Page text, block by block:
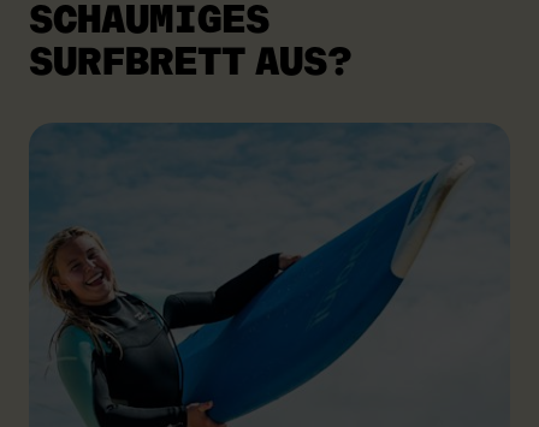
SCHAUMIGES
SURFBRETT AUS?